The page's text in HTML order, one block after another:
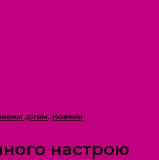
дітям, Новини
настрою